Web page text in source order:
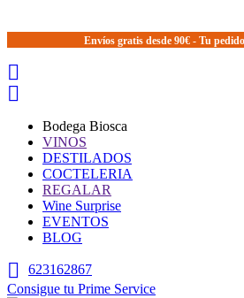
Envíos gratis desde 90€ - Tu


Bodega Biosca
VINOS
DESTILADOS
COCTELERIA
REGALAR
Wine Surprise
EVENTOS
BLOG

623162867
Consigue tu Prime Service